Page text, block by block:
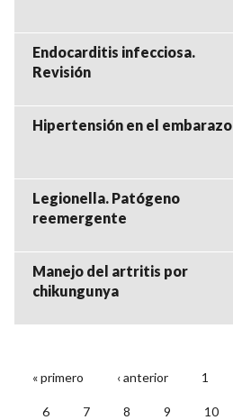
Endocarditis infecciosa.
Revisión
Hipertensión en el embarazo
Legionella. Patógeno
reemergente
Manejo del artritis por
chikungunya
PÁGINAS
« primero ‹ anterior 1
6 7 8 9 10